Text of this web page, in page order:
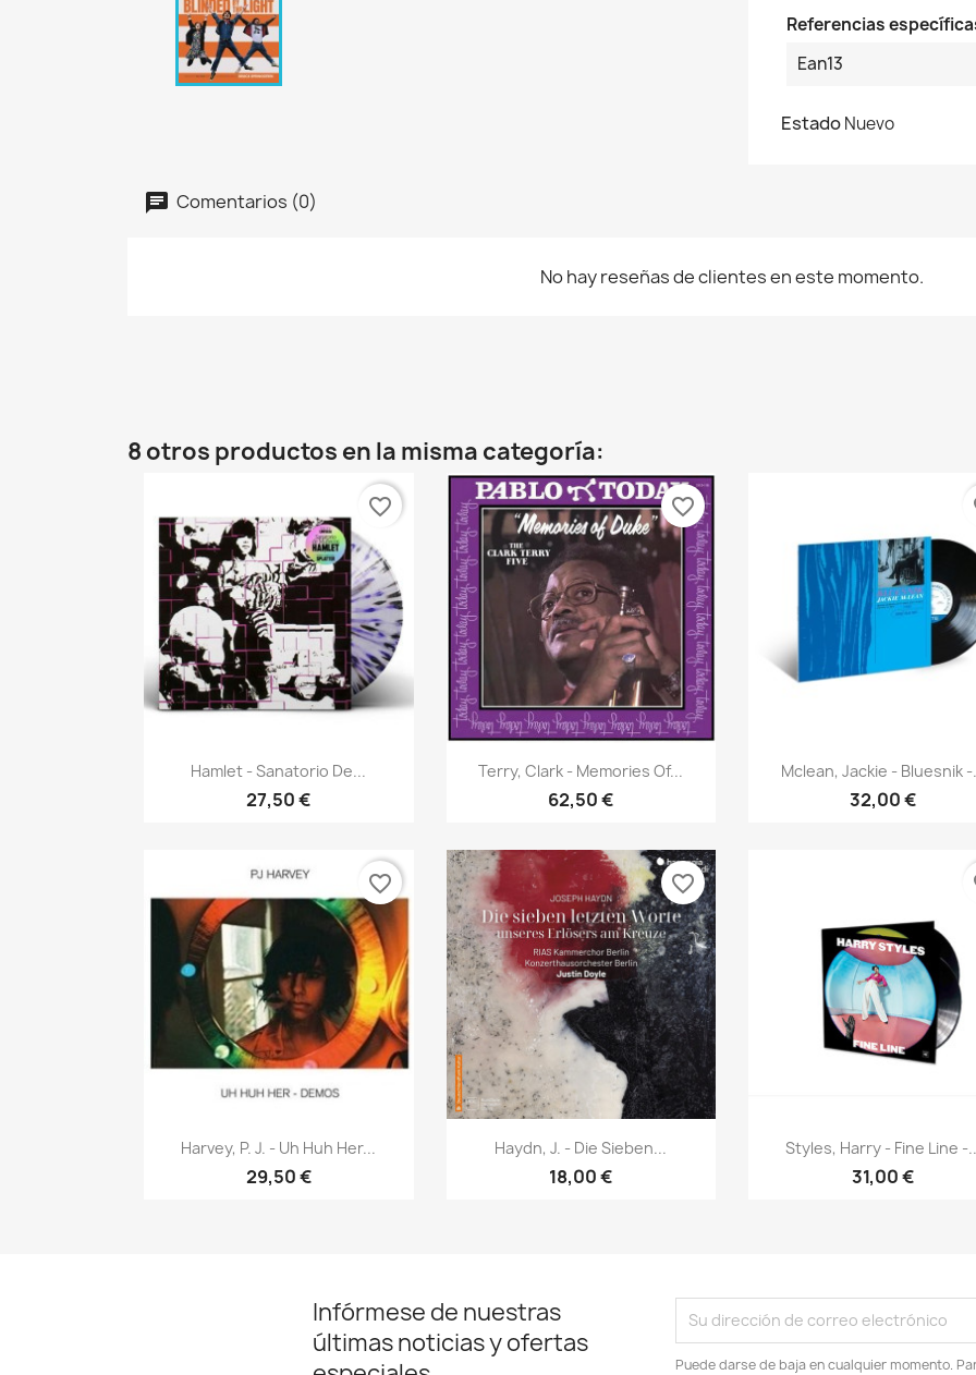
Referencias
Ean13
EstadoNuevo
Comentarios (0)
No hay reseñas de clientes en este momento.
8 otros productos en la misma categoría:
Vista rápida
Hamlet - Sanatorio De...
27,50 €
favorite_border
Vista rápida
Terry, Clark - Memories Of...
62,50 €
favorite_border
 Vista rápida
Mclean, Jackie - Bluesnik -
32,00 €
 Vista rápida
Harvey, P. J. - Uh Huh Her...
29,50 €
favorite_border
 Vista rápida
Haydn, J. - Die Sieben...
18,00 €
favorite_border
Vista rápida
Styles, Harry - Fine Line -
31,00 €
Infórmese de nuestras
últimas noticias y ofertas
Puede darse de baja en cualquier momento.